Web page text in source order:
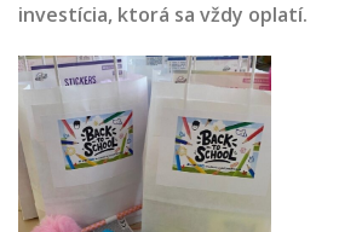
investícia, ktorá sa vždy oplatí.